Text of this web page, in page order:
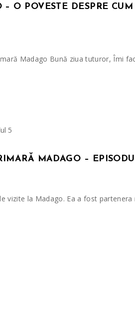
O POVESTE DESPRE
Madago Bună ziua tuturor, Îmi
MADAGO –
vizite la Madago. Ea a fost